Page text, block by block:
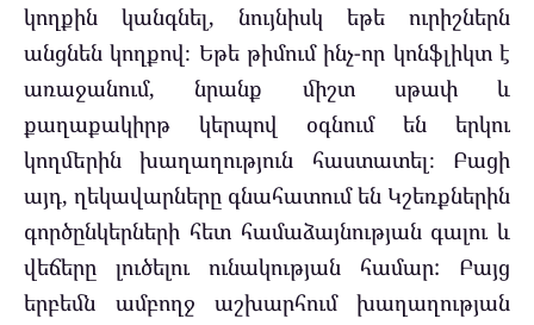
կողքին կանգնել, նույնիսկ եթե ուրիշներն
անցնեն կողքով։ Եթե ​​թիմում ինչ-որ կոնֆլիկտ է
առաջանում, նրանք միշտ սթափ և
քաղաքակիրթ կերպով օգնում են երկու
կողմերին խաղաղություն հաստատել։ Բացի
այդ, ղեկավարները գնահատում են Կշեռքներին
գործընկերների հետ համաձայնության գալու և
վեճերը լուծելու ունակության համար: Բայց
երբեմն ամբողջ աշխարհում խաղաղության